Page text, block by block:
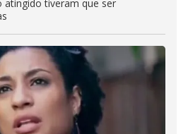
tiveram que ser